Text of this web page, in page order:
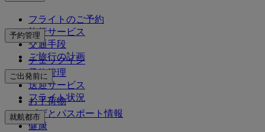
フライトのご予約
旅行サービス
交通手段
ご旅行の計画
予約管理
チェックイン
予約管理
送迎サービス
フライト状況
ご出発前に
お手荷物
ビザとパスポート情報
健康
就航都市